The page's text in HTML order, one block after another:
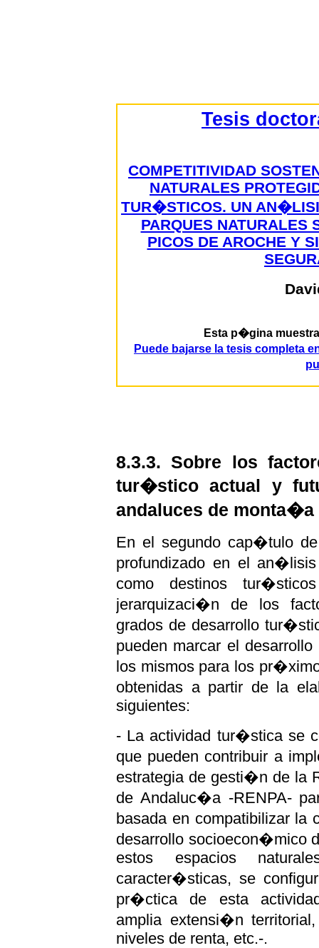
Tesis
COMPETITIVIDAD
NATURALES
TUR�STICOS. UN
PARQUES NATURALES
PICOS DE AROCHE Y
Esta p�gina
Puede bajarse la tesis completa
8.3.3. Sobre los
tur�stico actual y
andaluces de monta�a
En el segundo cap�tulo
profundizado en el
como destinos
jerarquizaci�n de los
grados de desarrollo
pueden marcar el
los mismos para los
obtenidas a partir de la
siguientes:
- La actividad tur�stica se
que pueden contribuir a
estrategia de gesti�n de la
de Andaluc�a -RENPA-
basada en compatibilizar
desarrollo socioecon�mico
estos espacios
caracter�sticas, se
pr�ctica de esta
amplia extensi�n
niveles de renta, etc.-.